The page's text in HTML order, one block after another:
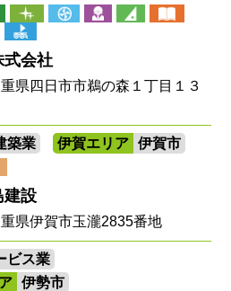
式会社
県四日市市鵜の森１丁目１３
築業 伊賀エリア 伊賀市
建設
県伊賀市玉瀧2835番地
ビス業
伊勢市